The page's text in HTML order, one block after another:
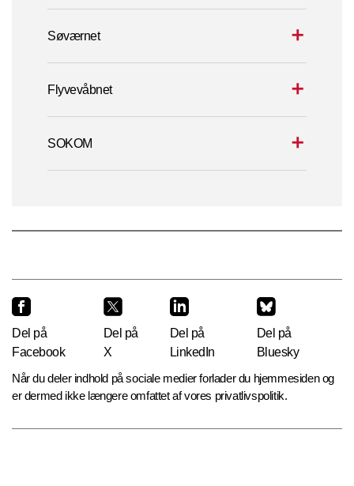
Søværnet
Flyvevåbnet
SOKOM
Del på
Facebook
Del på
X
Del på
LinkedIn
Del på
Bluesky
Når du deler indhold på sociale medier forlader du hjemmesiden og
er dermed ikke længere omfattet af vores privatlivspolitik.